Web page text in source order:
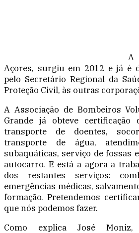
A
Açores, surgiu em 2012 e já é
pelo Secretário Regional da
Proteção Civil, às outras
A Associação de Bombeiros
Grande já obteve certificação
transporte de doentes,
transporte de água,
subaquáticas, serviço de fossas
autocarro. E está a agora a
dos restantes serviços:
emergências médicas,
formação. Pretendemos
que nós podemos fazer.
Como explica José Moniz,